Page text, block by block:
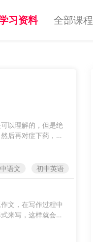
习资料 全部课程
以理解的，但是绝
后再对症下药，进
语文 初中英语
文，在写作过程中
来写，这样就会得